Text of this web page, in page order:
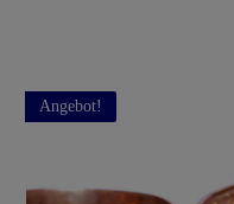
Angebot!